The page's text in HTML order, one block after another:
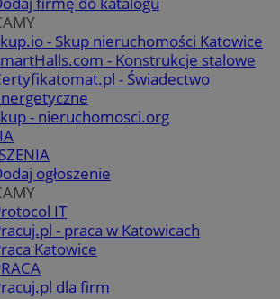
- Skup nieruchomości Katowice
- Konstrukcje stalowe
- Świadectwo
- nieruchomosci.org
ogłoszenie
IT
- praca w Katowicach
Katowice
dla firm